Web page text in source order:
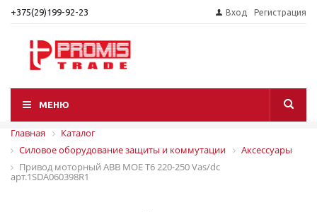
+375(29)199-92-23 Вход Регистрация
МЕНЮ
Главная
Каталог
Силовое оборудование защиты и коммутации
Аксессуары
Привод моторный АВВ MOE T6 220-250 Vas/dc
арт.1SDA060398R1